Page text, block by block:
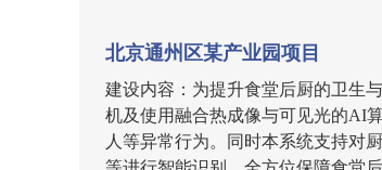
北京通州区某产业园项目
建设内容：为提升食堂后厨的卫生
机及使用融合热成像与可见光的AI
人等异常行为。同时本系统支持对